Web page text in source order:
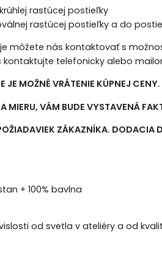
rastúcej postieľky
rastúcej postieľky a do
môžete nás kontaktovať s
telefonicky alebo
JE MOŽNÉ VRÁTENIE KÚPNEJ CENY.
MIERU, VÁM BUDE VYSTAVENÁ
ZÁKAZNÍKA. DODACIA
+ 100% bavlna
od svetla v ateliéry a od